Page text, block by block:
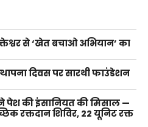
से ‘खेत बचाओ अभियान’ का
दिवस पर सारथी फाउंडेशन
पेश की इंसानियत की मिसाल —
रक्तदान शिविर, 22 यूनिट रक्त